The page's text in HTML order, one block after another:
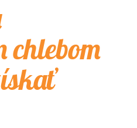
chlebom